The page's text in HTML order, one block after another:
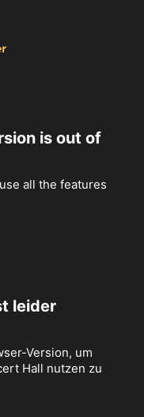
is out of
all the features
leider
Version, um
Hall nutzen zu